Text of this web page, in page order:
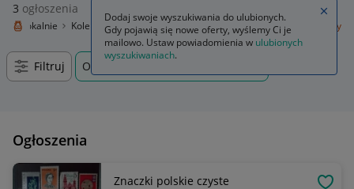
3 ogłoszenia
Lokalnie Kolekcje i sztuka Kolekcje Filatelistyka Zestawy i zbiory
Filtruj Oświęcim, Małopolskie, +0 km
Ogłoszenia
Znaczki polskie czyste
Dodaj swoje wyszukiwania do ulubionych.
Gdy pojawią się nowe oferty, wyślemy Ci je
mailowo. Ustaw powiadomienia w ulubionych
wyszukiwaniach.